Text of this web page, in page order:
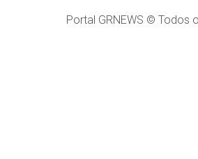
Portal GRNEWS © Todos